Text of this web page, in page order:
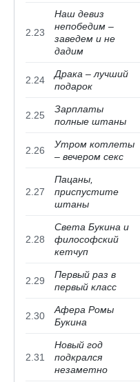
2.23
Наш девиз
непобедим –
заведем и не
дадим
2.24
Драка – лучший
подарок
2.25
Зарплаты
полные штаны
2.26
Утром котлеты
– вечером секс
2.27
Пацаны,
приспустите
штаны
2.28
Света Букина и
философский
кетчуп
2.29
Первый раз в
первый класс
2.30
Афера Ромы
Букина
2.31
Новый год
подкрался
незаметно